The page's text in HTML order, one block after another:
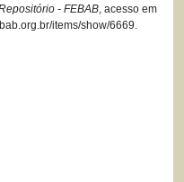
- FEBAB, acesso em
items/show/6669.